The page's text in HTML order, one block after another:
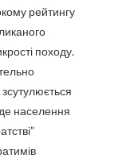
рейтингу
походу.
населення